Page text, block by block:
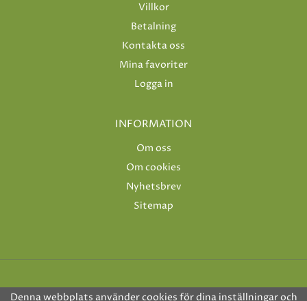
Villkor
Betalning
Kontakta oss
Mina favoriter
Logga in
INFORMATION
Om oss
Om cookies
Nyhetsbrev
Sitemap
Denna webbplats använder cookies för dina inställningar och